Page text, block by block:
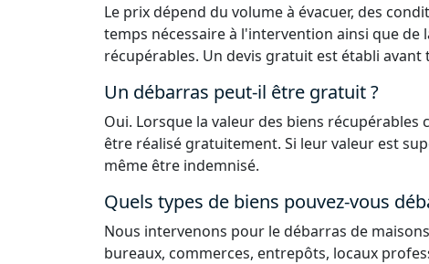
Le prix dépend du volume à évacuer, des
temps nécessaire à l'intervention ainsi que de
récupérables. Un devis gratuit est établi
Un débarras peut-il être gratuit ?
Oui. Lorsque la valeur des biens
être réalisé gratuitement. Si leur valeur est
même être indemnisé.
Quels types de biens pouvez-vous
Nous intervenons pour le débarras de
bureaux, commerces, entrepôts, locaux